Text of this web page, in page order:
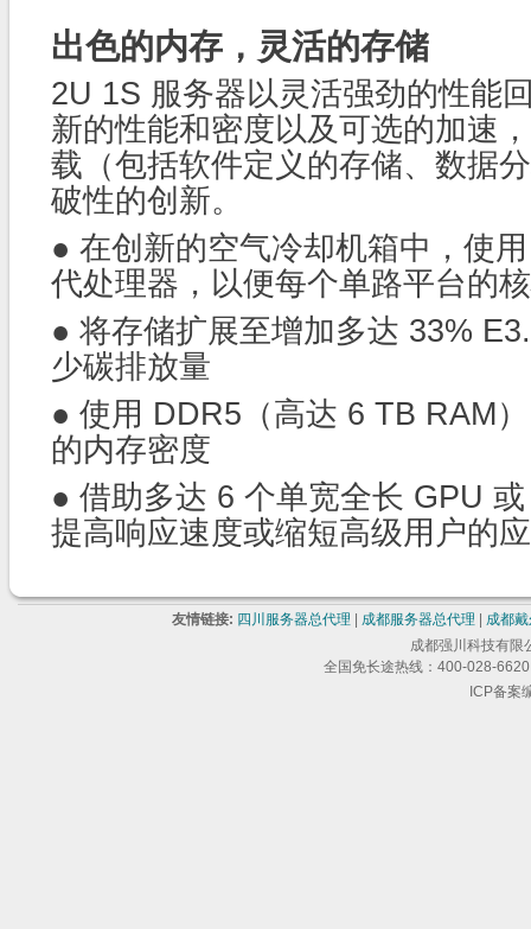
出色的内存，灵活的存储
2U 1S 服务器以灵活强劲的性能
新的性能和密度以及可选的加速
载（包括软件定义的存储、数据
破性的创新。
● 在创新的空气冷却机箱中，使
代处理器，以便每个单路平台的
● 将存储扩展至增加多达 33%
少碳排放量
● 使用 DDR5（高达 6 TB RAM
的内存密度
● 借助多达 6 个单宽全长 GPU
提高响应速度或缩短高级用户的
友情链接: 四川服务器总代理 成都服务器总代理
成都
成都强川科技有限
全国免长途热线：400-028-
ICP备案